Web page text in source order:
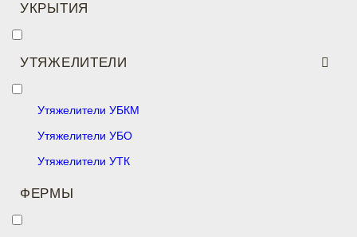
УКРЫТИЯ
УТЯЖЕЛИТЕЛИ
Утяжелители УБКМ
Утяжелители УБО
Утяжелители УТК
ФЕРМЫ